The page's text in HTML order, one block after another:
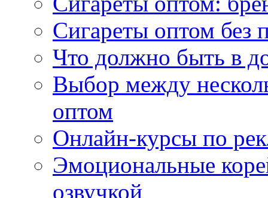
Сигареты оптом без
Что должно быть в
Выбор между
оптом
Онлайн-курсы по
Эмоциональные
озвучкой